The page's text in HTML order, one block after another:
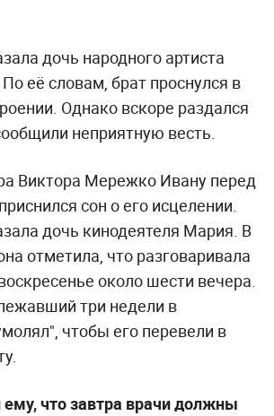
дочь народного артиста
её словам, брат проснулся в
Однако вскоре раздался
неприятную весть.
Виктора Мережко Ивану перед
сон о его исцелении.
дочь кинодеятеля Мария. В
отметила, что разговаривала
около шести вечера.
три недели в
чтобы его перевели в
что завтра врачи должны